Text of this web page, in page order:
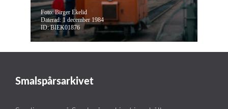
Foto: Birger Ekelid
Daterad: 1 december 1984
ID: BIEK01876
Smalspårsarkivet